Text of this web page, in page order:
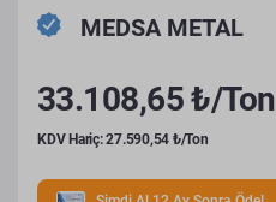
MEDSA METAL
33.108,65 ₺/Ton
KDV Hariç: 27.590,54 ₺/Ton